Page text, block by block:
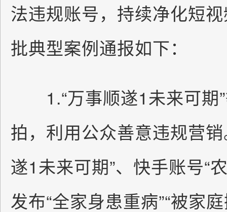
法违规账号，持续净化短
批典型案例通报如下：
1.“万事顺遂1未来可期”
拍，利用公众善意违规营
遂1未来可期”、快手账号“
发布“全家身患重病”“被家